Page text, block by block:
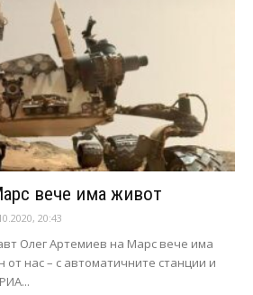
вече има живот
20:43
Олег Артемиев на Марс вече има
от нас – с автоматичните станции и